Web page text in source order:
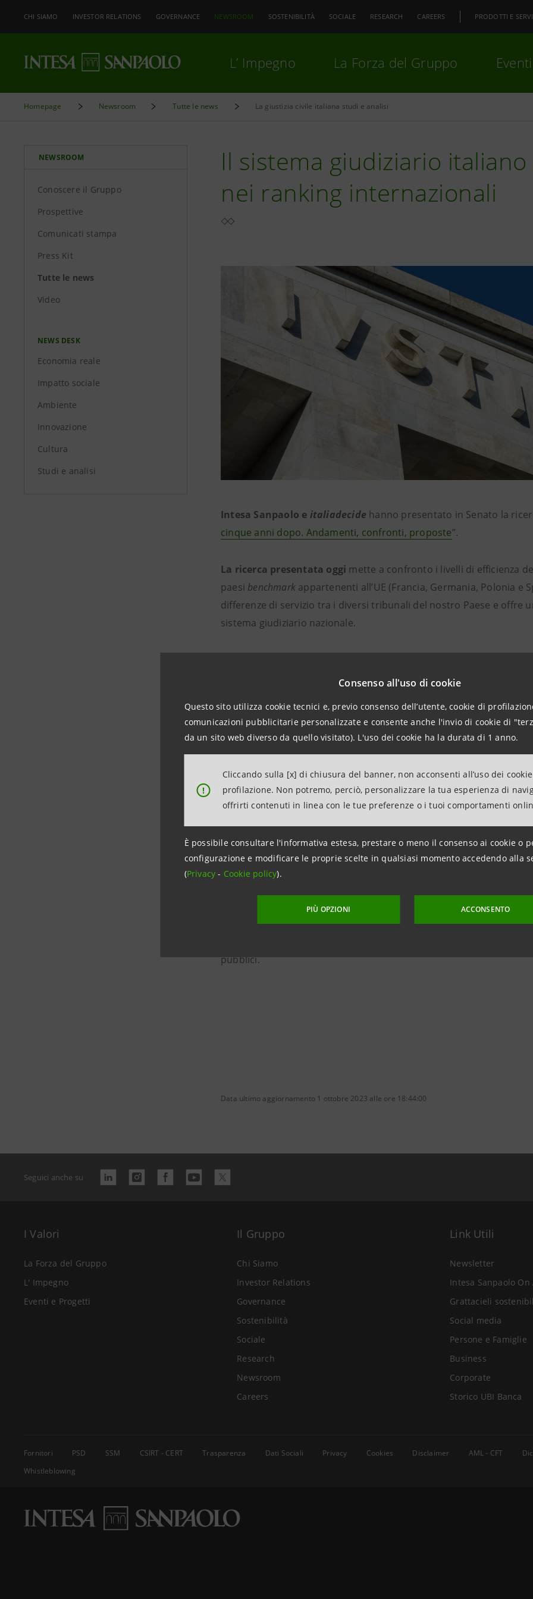
Consenso all'uso di cookie
Questo sito utilizza cookie tecnici e, previo consenso dell’utente, cookie di
comunicazioni pubblicitarie personalizzate e consente anche l'invio di cookie di
da un sito web diverso da quello visitato). L'uso dei cookie ha la durata di 1 anno.
!
Cliccando sulla [x] di chiusura del banner, non acconsenti all’uso dei
profilazione. Non potremo, perciò, personalizzare la tua esperienza di
offrirti contenuti in linea con le tue preferenze o i tuoi comportamenti
È possibile consultare l'informativa estesa, prestare o meno il consenso ai cookie o
configurazione e modificare le proprie scelte in qualsiasi momento accedendo alla
(Privacy- Cookie policy).
PIÙ OPZIONI ACCONSENTO
CHI SIAMO INVESTOR RELATIONS GOVERNANCE NEWSROOM SOSTENIBILITÀ SOCIALE RESEARCH CAREERS PRODOTTI E
L’ Impegno La Forza del Gruppo
Homepage Newsroom Tutte le news La giustizia civile italiana studi e analisi
NEWSROOM
Conoscere il Gruppo
Prospettive
Comunicati stampa
Press Kit
Tutte le news
Video
NEWS DESK
Economia reale
Impatto sociale
Ambiente
Innovazione
Cultura
Studi e analisi
Il sistema giudiziario
nei ranking internazionali
Intesa Sanpaolo e italiadecide hanno presentato in Senato la
cinque anni dopo. Andamenti, confronti, proposte”.
La ricerca presentata oggi mette a confronto i livelli di efficienza
paesi benchmark appartenenti all’UE (Francia, Germania, Polonia e
differenze di servizio tra i diversi tribunali del nostro Paese e offre
sistema giudiziario nazionale.
come il sistema di giustizia italiano abbia
complessiva, come confermato dalla costante ascesa
Il sistema della giustizia italiana migliora ma restano
All’evento di presentazione della ricerca, che si è svolto in
Giustizia Carlo Nordio, il Vicepresidente del CSM Fabio Pinelli, il
Margherita Cassano, il Presidente della Corte di Appello di Roma
Direttore Generale Vicario di ABI Gianfranco Torriero e - per
Regionale Lazio e Abruzzo.
Lo studio “L’Italia e la sua reputazione: la giustizia civile cinque
ciclo di ricerche cheitaliadecidee Intesa Sanpaolo hanno avviato
in
pubblici.
Data ultimo aggiornamento 1 ottobre 2023 alle ore 18:44:00
Seguici anche su
I Valori
La Forza del Gruppo
L' Impegno
Eventi e Progetti
Il Gruppo
Chi Siamo
Investor Relations
Governance
Sostenibilità
Sociale
Research
Newsroom
Careers
Link Utili
Newsletter
Intesa Sanpaolo On
Grattacieli
Social media
Persone e Famiglie
Business
Corporate
Storico UBI Banca
Fornitori PSD SSM CSIRT - CERT Trasparenza Dati Sociali Privacy Cookies Disclaimer AML - CFT
Whistleblowing